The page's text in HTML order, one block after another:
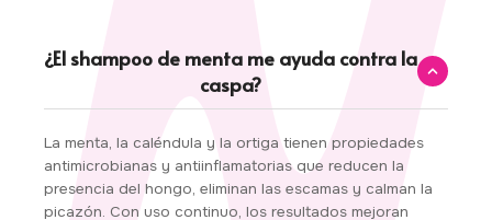
¿El shampoo de menta me ayuda contra la
caspa?
La menta, la caléndula y la ortiga tienen propiedades
antimicrobianas y antiinflamatorias que reducen la
presencia del hongo, eliminan las escamas y calman la
picazón. Con uso continuo, los resultados mejoran